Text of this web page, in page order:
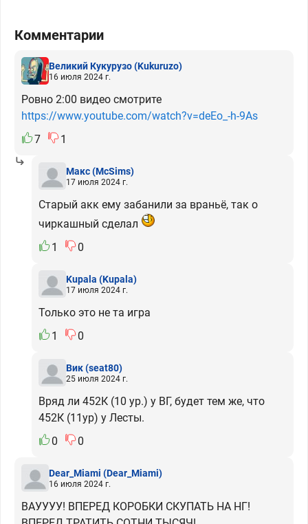
Комментарии
Великий Кукурузо(Kukuruzo)
16 июля 2024 г.
Ровно 2:00 видео смотрите
https://www.youtube.com/watch?v=deEo_-h-9As
7
1
Макс(McSims)
17 июля 2024 г.
Старый акк ему забанили за враньё, так о
чиркашный сделал
1
0
Kupala (Kupala)
17 июля 2024 г.
Только это не та игра
1
0
Вик(seat80)
25 июля 2024 г.
Вряд ли 452К (10 ур.) у ВГ, будет тем же, что
452К (11ур) у Лесты.
0
0
Dear_Miami (Dear_Miami)
16 июля 2024 г.
ВАУУУУ! ВПЕРЕД КОРОБКИ СКУПАТЬ НА НГ!